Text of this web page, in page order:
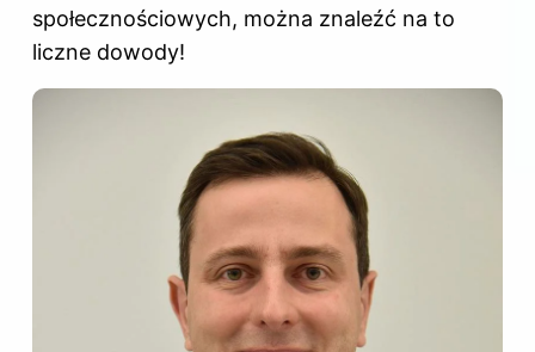
społecznościowych, można znaleźć na to
liczne dowody!